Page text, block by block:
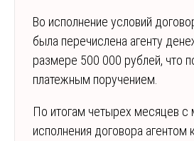
Во исполнение условий
была перечислена агенту
размере 500 000 рублей, что
платежным поручением.
По итогам четырех месяцев с
исполнения договора агентом